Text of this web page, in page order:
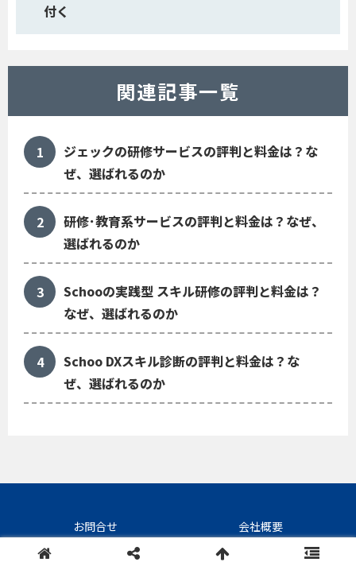
付く
関連記事一覧
ジェックの研修サービスの評判と料金は？な
ぜ、選ばれるのか
研修･教育系サービスの評判と料金は？なぜ、
選ばれるのか
Schooの実践型 スキル研修の評判と料金は？
なぜ、選ばれるのか
Schoo DXスキル診断の評判と料金は？な
ぜ、選ばれるのか
お問合せ
会社概要
©SaaS/BPOの評判くん